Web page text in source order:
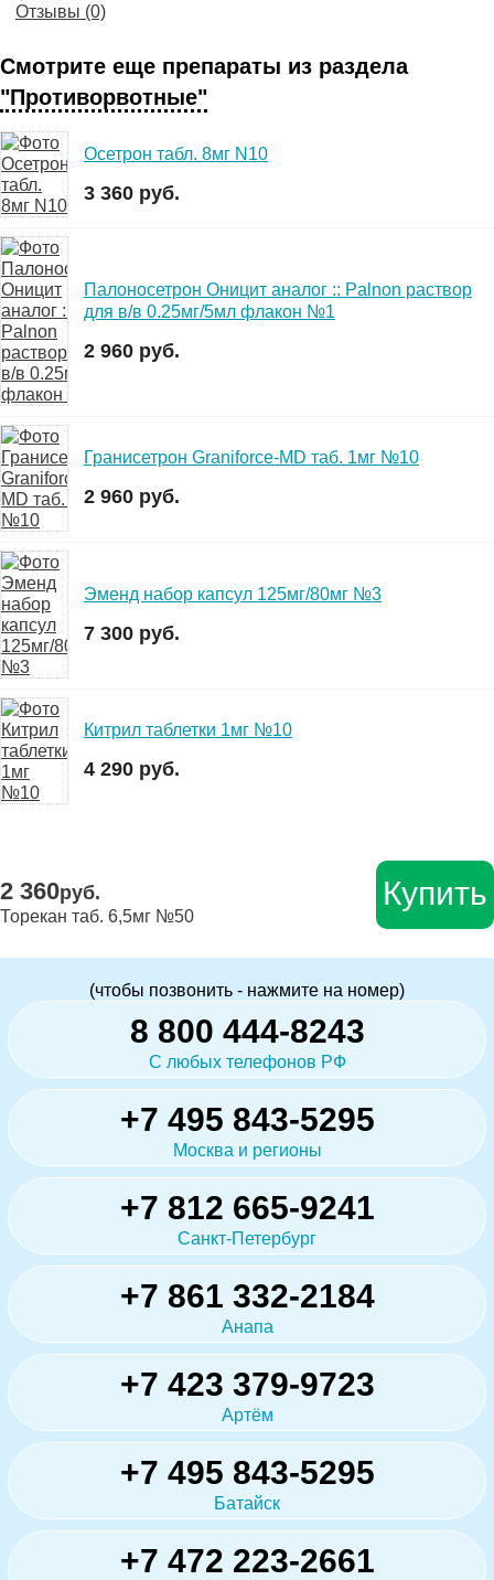
Отзывы (0)
Смотрите еще препараты из раздела
"Противорвотные"
Осетрон табл. 8мг N10
3 360 руб.
Палоносетрон Оницит аналог :: Palnon раствор
для в/в 0.25мг/5мл флакон №1
2 960 руб.
Гранисетрон Graniforce-MD таб. 1мг №10
2 960 руб.
Эменд набор капсул 125мг/80мг №3
7 300 руб.
Китрил таблетки 1мг №10
4 290 руб.
2 360руб.
Торекан таб. 6,5мг №50
Купить
(чтобы позвонить - нажмите на номер)
8 800 444-8243
С любых телефонов РФ
+7 495 843-5295
Москва и регионы
+7 812 665-9241
Санкт-Петербург
+7 861 332-2184
Анапа
+7 423 379-9723
Артём
+7 495 843-5295
Батайск
+7 472 223-2661